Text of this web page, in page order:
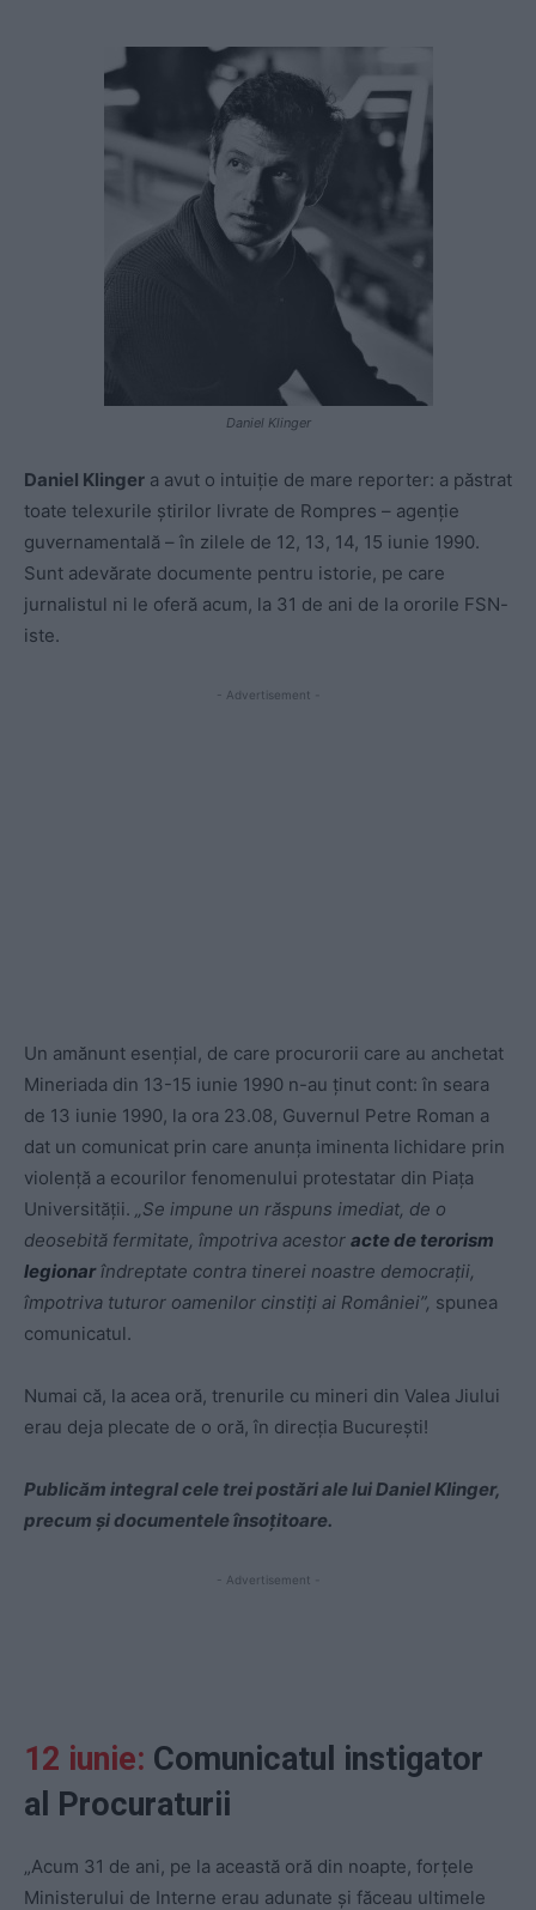
Daniel Klinger
Daniel Klinger a avut o intuiție de mare reporter: a păstrat
toate telexurile știrilor livrate de Rompres – agenție
guvernamentală – în zilele de 12, 13, 14, 15 iunie 1990.
Sunt adevărate documente pentru istorie, pe care
jurnalistul ni le oferă acum, la 31 de ani de la ororile FSN-
iste.
- Advertisement -
Un amănunt esențial, de care procurorii care au anchetat
Mineriada din 13-15 iunie 1990 n-au ținut cont: în seara
de 13 iunie 1990, la ora 23.08, Guvernul Petre Roman a
dat un comunicat prin care anunța iminenta lichidare prin
violență a ecourilor fenomenului protestatar din Piața
Universității. „Se impune un răspuns imediat, de o
deosebită fermitate, împotriva acestor acte de terorism
legionarîndreptate contra tinerei noastre democrații,
împotriva tuturor oamenilor cinstiți ai României”, spunea
comunicatul.
Numai că, la acea oră, trenurile cu mineri din Valea Jiului
erau deja plecate de o oră, în direcția București!
Publicăm integral cele trei postări ale lui Daniel Klinger,
precum și documentele însoțitoare.
- Advertisement -
12 iunie: Comunicatul instigator
al Procuraturii
„Acum 31 de ani, pe la această oră din noapte, forțele
Ministerului de Interne erau adunate și făceau ultimele